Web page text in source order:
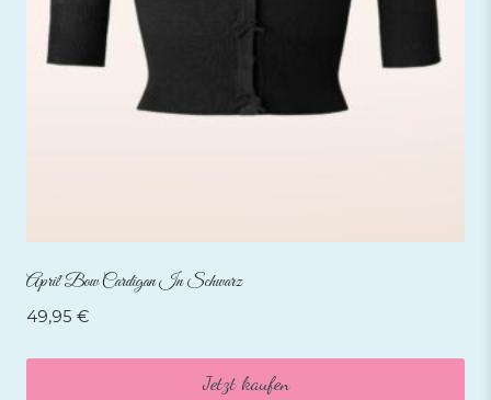
April Bow Cardigan In Schwarz
49,95 €
Jetzt kaufen